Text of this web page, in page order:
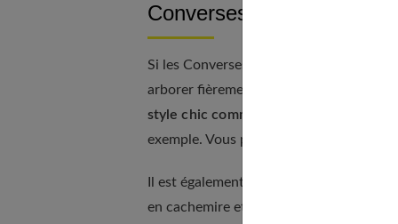
Converses
Si les Converses ont tendance à
arborer fièrement au travail sans
style chic comme un pantalon habillé
exemple. Vous pouvez également
Il est également de bon ton de
en cachemire et un sac imitation